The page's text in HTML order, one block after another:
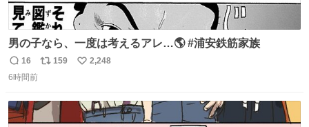
男の子なら、一度は考えるアレ…🌎 #浦安鉄筋家族
返
信
16
リ
ト
159
い
数
2,248
6時間前